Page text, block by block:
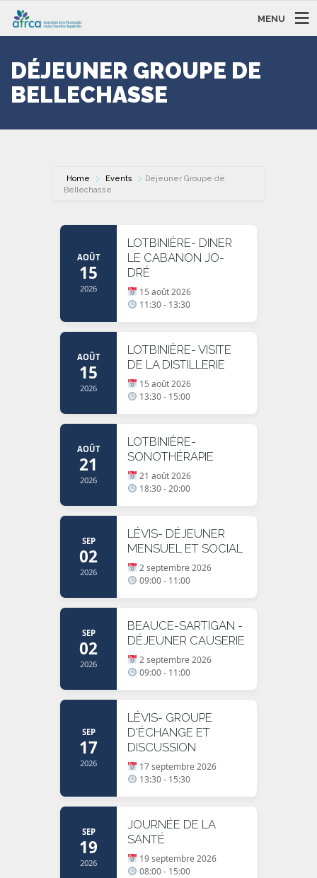
MENU
DÉJEUNER GROUPE DE
BELLECHASSE
Home Events
Déjeuner Groupe de
Bellechasse
AOÛT
15
2026
LOTBINIÈRE- DINER
LE CABANON JO-
DRÉ
15 août 2026
11:30 - 13:30
AOÛT
15
2026
LOTBINIÈRE- VISITE
DE LA DISTILLERIE
15 août 2026
13:30 - 15:00
AOÛT
21
2026
LOTBINIÈRE-
SONOTHÉRAPIE
21 août 2026
18:30 - 20:00
SEP
02
2026
LÉVIS- DÉJEUNER
MENSUEL ET SOCIAL
2 septembre 2026
09:00 - 11:00
SEP
02
2026
BEAUCE-SARTIGAN -
DÉJEUNER CAUSERIE
2 septembre 2026
09:00 - 11:00
SEP
17
2026
LÉVIS- GROUPE
D'ÉCHANGE ET
DISCUSSION
17 septembre 2026
13:30 - 15:30
SEP
19
2026
JOURNÉE DE LA
SANTÉ
19 septembre 2026
08:00 - 15:00